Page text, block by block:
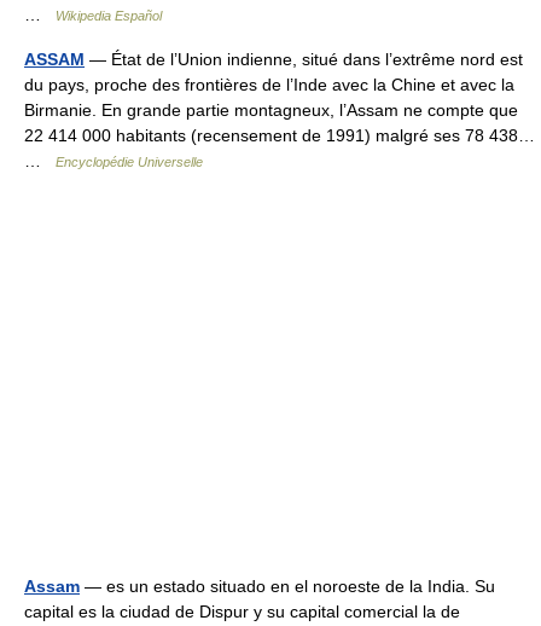
Wikipedia Español
ASSAM — État de l’Union indienne, situé dans l’extrême nord est
du pays, proche des frontières de l’Inde avec la Chine et avec la
Birmanie. En grande partie montagneux, l’Assam ne compte que
22 414 000 habitants (recensement de 1991) malgré ses 78 438…
Encyclopédie Universelle
Assam — es un estado situado en el noroeste de la India. Su
capital es la ciudad de Dispur y su capital comercial la de